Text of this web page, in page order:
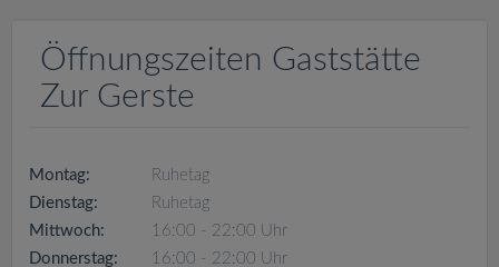
Öffnungszeiten Gaststätte
Zur Gerste
Montag:
Ruhetag
Dienstag:
Ruhetag
Mittwoch:
16:00 - 22:00 Uhr
Donnerstag:
16:00 - 22:00 Uhr
e
a